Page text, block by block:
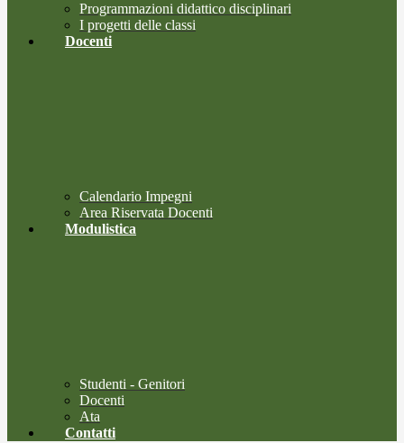
Programmazioni didattico disciplinari
I progetti delle classi
Docenti
Calendario Impegni
Area Riservata Docenti
Modulistica
Studenti - Genitori
Docenti
Ata
Contatti